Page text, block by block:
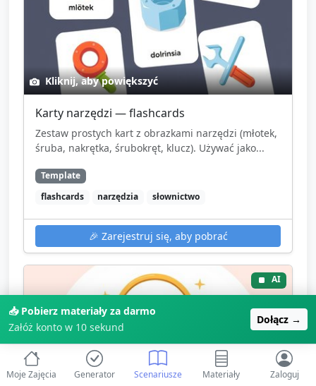
Kliknij, aby powiększyć
Karty narzędzi — flashcards
Zestaw prostych kart z obrazkami narzędzi (młotek,
śruba, nakrętka, śrubokręt, klucz). Używać jako...
Template
flashcards
narzędzia słownictwo
🎉 Zarejestruj się, aby pobrać
AI
📥 Pobierz materiały za darmo
Załóż konto w 10 sekund
Dołącz →
Moje Zajęcia Generator Scenariusze Materiały Zaloguj